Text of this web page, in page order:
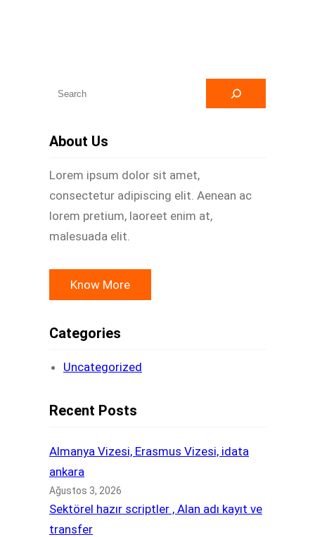
About Us
Lorem ipsum dolor sit amet,
consectetur adipiscing elit. Aenean ac
lorem pretium, laoreet enim at,
malesuada elit.
Know More
Categories
Uncategorized
Recent Posts
Almanya Vizesi, Erasmus Vizesi, idata
ankara
Ağustos 3, 2026
Sektörel hazır scriptler , Alan adı kayıt ve
transfer